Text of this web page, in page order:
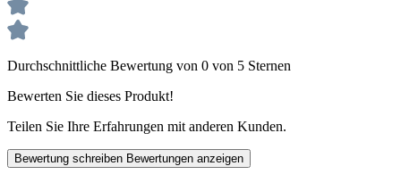
Durchschnittliche Bewertung von 0 von 5 Sternen
Bewerten Sie dieses Produkt!
Teilen Sie Ihre Erfahrungen mit anderen Kunden.
Bewertung schreiben Bewertungen anzeigen